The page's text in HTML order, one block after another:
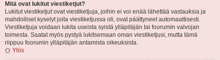
Mitä ovat lukitut viestiketjut?
Lukitut viestiketjut ovat viestiketjuja, joihin ei voi enää lähettää vastauksia ja
mahdolliset kyselyt joita viestiketjussa oli, ovat päättyneet automaattisesti.
Viestiketjuja voidaan lukita useista syistä ylläpitäjän tai foorumin valvojan
toimesta. Saatat myös pystyä lukitsemaan oman viestiketjusi, mutta tämä
riippuu foorumin ylläpitäjän antamista oikeuksista.
Ylös